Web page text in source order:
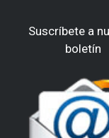
Suscríbete a
boletín